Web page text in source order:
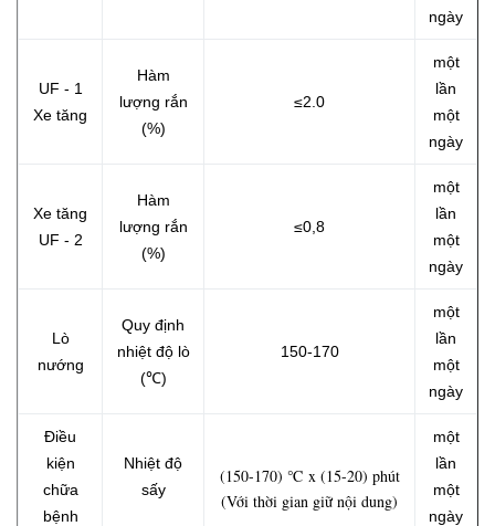
ngày
UF - 1
Xe tăng
Hàm
lượng rắn
(%)
≤2.0
một
lần
một
ngày
Xe tăng
UF - 2
Hàm
lượng rắn
(%)
≤0,8
một
lần
một
ngày
Lò
nướng
Quy định
nhiệt độ lò
(℃)
150-170
một
lần
một
ngày
Điều
kiện
chữa
bệnh
Nhiệt độ
sấy
(150-170) ℃ x (15-20) phút
(Với thời gian giữ nội dung)
một
lần
một
ngày